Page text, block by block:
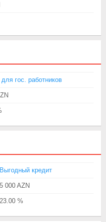
для гос. работников
Выгодный кредит
5 000 AZN
23.00 %